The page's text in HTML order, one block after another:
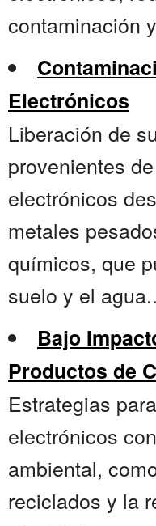
contaminación
Electrónicos
Liberación de
provenientes
electrónicos
metales
químicos, que
suelo y el
Bajo
Productos de
Estrategias
electrónicos
ambiental,
reciclados y la